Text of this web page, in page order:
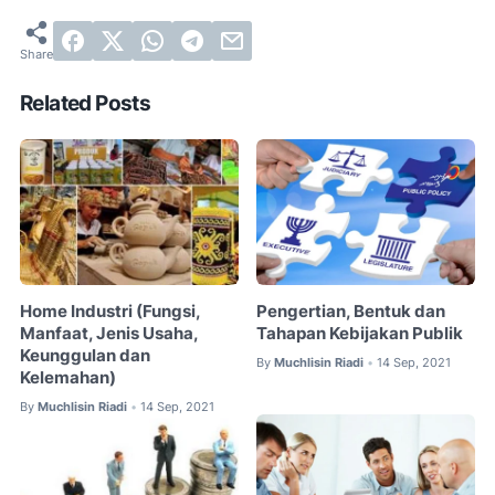
Related Posts
Home Industri (Fungsi,
Manfaat, Jenis Usaha,
Keunggulan dan
Kelemahan)
By Muchlisin Riadi • 14 Sep, 2021
Pengertian, Bentuk dan
Tahapan Kebijakan Publik
By Muchlisin Riadi • 14 Sep, 2021